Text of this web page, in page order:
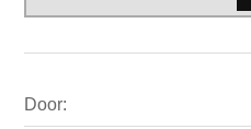
Sidebar
Door: